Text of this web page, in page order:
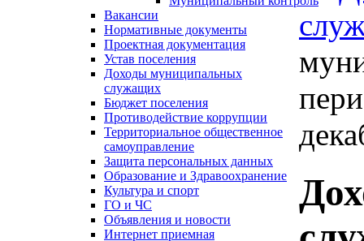
Вакансии
Нормативные документы
Проектная документация
Устав поселения
Доходы муниципальных
служащих
Бюджет поселения
Противодействие коррупции
Территориальное общественное
самоуправление
Защита персональных данных
Образование и Здравоохранение
Культура и спорт
ГО и ЧС
Объявления и новости
Интернет приемная